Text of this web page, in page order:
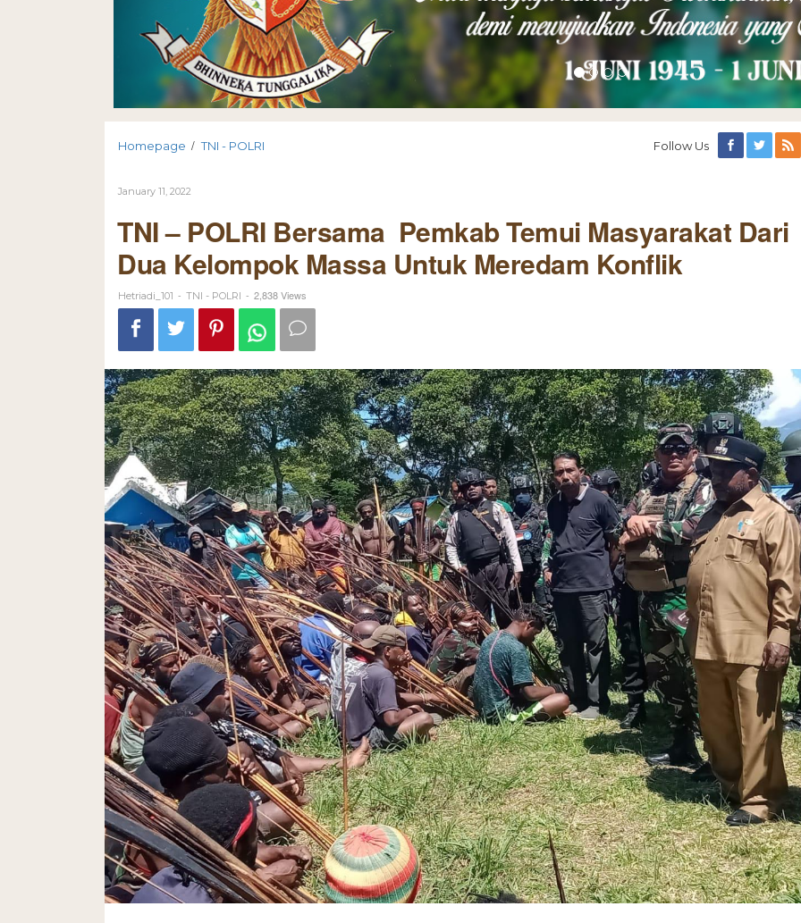
Homepage / TNI - POLRI Follow Us
January 11, 2022
TNI – POLRI Bersama Pemkab Temui Masyarakat Dari
Dua Kelompok Massa Untuk Meredam Konflik
Hetriadi_101 - TNI - POLRI - 2,838 Views